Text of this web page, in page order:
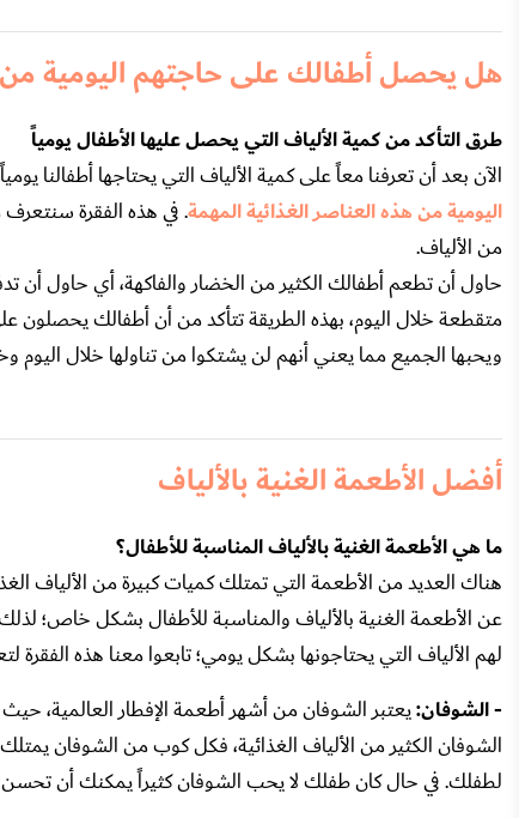
هل يحصل أطفالك على حاجتهم اليومية من
طرق التأكد من كمية الألياف التي يحصل عليها الأطفال يومياً
الآن بعد أن تعرفنا معاً على كمية الألياف التي يحتاجها أطفالنا
اليومية من هذه العناصر الغذائية المهمة. في هذه الفقرة
من الألياف.
حاول أن تطعم أطفالك الكثير من الخضار والفاكهة، أي
متقطعة خلال اليوم، بهذه الطريقة تتأكد من أن أطفالك يحصلون
ويحبها الجميع مما يعني أنهم لن يشتكوا من تناولها خلال اليوم
أفضل الأطعمة الغنية بالألياف
ما هي الأطعمة الغنية بالألياف المناسبة للأطفال؟
هناك العديد من الأطعمة التي تمتلك كميات كبيرة من الألياف
عن الأطعمة الغنية بالألياف والمناسبة للأطفال بشكل خاص؛ لذلك
لهم الألياف التي يحتاجونها بشكل يومي؛ تابعوا معنا هذه الفقرة
- الشوفان:يعتبر الشوفان من أشهر أطعمة الإفطار العالمية،
لطفلك. في حال كان طفلك لا يحب الشوفان كثيراً يمكنك أن